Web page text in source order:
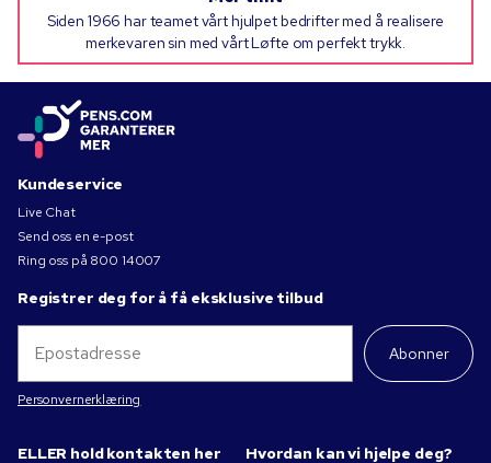
Siden 1966 har teamet vårt hjulpet bedrifter med å realisere
merkevaren sin med vårt Løfte om perfekt trykk.
Kundeservice
Live Chat
Send oss en e-post
Ring oss på 800 14007
Registrer deg for å få eksklusive tilbud
Abonner
Personvernerklæring
ELLER hold kontakten her Hvordan kan vi hjelpe deg?